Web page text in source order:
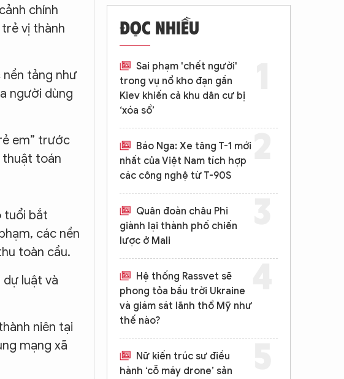
chính
vị thành
tảng như
người dùng
em” trước
thuật toán
tuổi bắt
các nền
toàn cầu.
dự luật và
niên tại
mạng xã
ĐỌC NHIỀU
Sai phạm 'chết người'
trong vụ nổ kho đạn gần
Kiev khiến cả khu dân cư bị
‘xóa sổ’
Báo Nga: Xe tăng T-1 mới
nhất của Việt Nam tích hợp
các công nghệ từ T-90S
Quân đoàn châu Phi
giành lại thành phố chiến
lược ở Mali
Hệ thống Rassvet sẽ
phong tỏa bầu trời Ukraine
và giám sát lãnh thổ Mỹ như
thế nào?
Nữ kiến trúc sư điều
hành ‘cỗ máy drone’ sản